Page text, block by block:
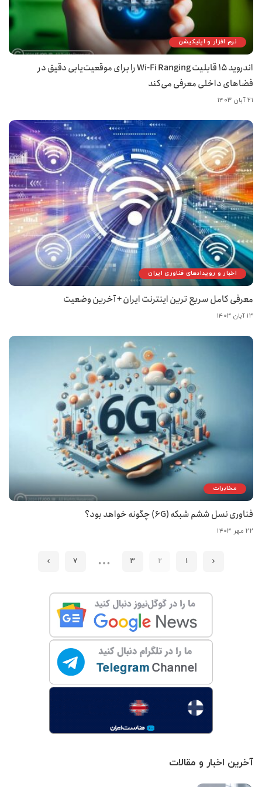
نرم افزار و اپلیکیشن
اندروید ۱۵ قابلیت Wi-Fi Ranging را برای موقعیت‌یابی دقیق در
فضاهای داخلی معرفی می‌کند
۲۱ آبان ۱۴۰۳
اخبار و رویدادهای فناوری ایران
معرفی کامل سریع ترین اینترنت ایران + آخرین وضعیت
۱۳ آبان ۱۴۰۳
مخابرات
فناوری نسل ششم شبکه (6G) چگونه خواهد بود؟
۲۲ مهر ۱۴۰۳
1
2
3
…
7
آخرین اخبار و مقالات